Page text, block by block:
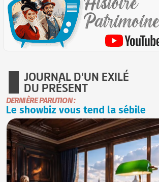
JOURNAL D'UN EXILÉ
DU PRÉSENT
DERNIÈRE PARUTION :
Le showbiz vous tend la sébile